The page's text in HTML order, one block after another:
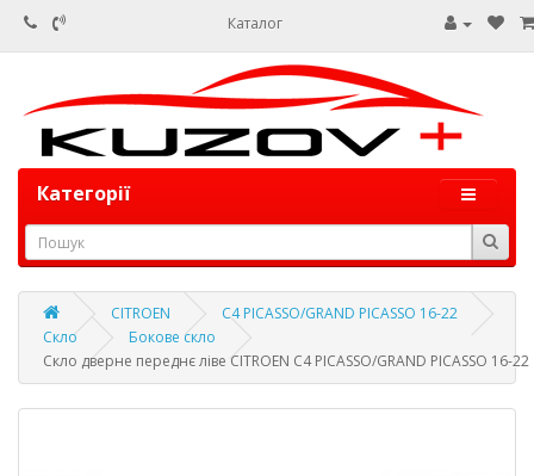
Каталог
Категорії
CITROEN
C4 PICASSO/GRAND PICASSO 16-22
Скло
Бокове скло
Скло дверне переднє ліве CITROEN C4 PICASSO/GRAND PICASSO 16-22